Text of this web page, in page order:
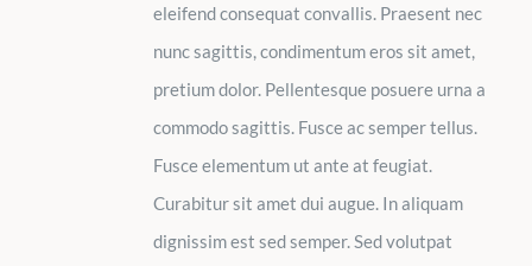
eleifend consequat convallis. Praesent nec
nunc sagittis, condimentum eros sit amet,
pretium dolor. Pellentesque posuere urna a
commodo sagittis. Fusce ac semper tellus.
Fusce elementum ut ante at feugiat.
Curabitur sit amet dui augue. In aliquam
dignissim est sed semper. Sed volutpat